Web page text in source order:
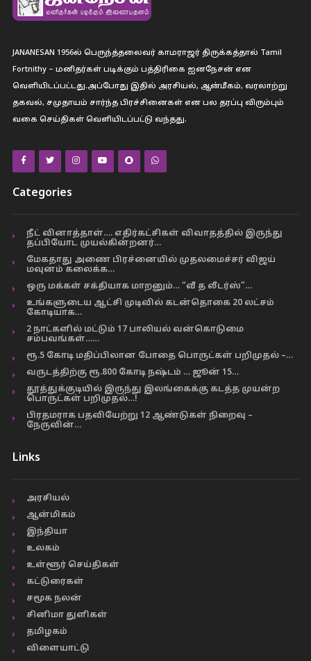
JANANESAN 1956ல் பெருந்த்தலைவர் காமராஜர் திருக்கத்தால் Tamil
Fortnithy – மனிதர்கள் படிக்கும் பத்திரிகை ஐனநேசன் என
வெளியிடப்பட்டது.அப்போது இதில் அரசியல், ஆன்மீகம், வரலாற்று
தகவல், சமுதாயம் சார்ந்த பிரச்சினைகள் என பல தரப்பு விரும்பும்
வகை செய்திகள் வெளியிடப்பட்டு வந்தது.
Categories
நீட் வினாத்தாள்…. எதிர்கட்சிகள் விவாதத்தில் இருந்து
தப்பியோட முயல்கின்றனர்…
மேகதாது அணை பிரச்னையில் முதலமைச்சர் விஜய்
மவுனம் கலைக்க…
ஒரு மக்கள் சக்தியாக மாறனும்… “வீ த லீடர்ஸ்”…
உங்களுடைய ஆட்சி முடிவில் கடன்தொகை 20 லட்சம்
கோடியாக…
2 நாட்களில் மட்டும் 17 பாலியல் வன்கொடுமை
சம்பவங்கள்……
ரூ.5 கோடி மதிப்பிலான போதை பொருட்கள் பறிமுதல் –…
வருடத்திற்கு ரூ.800 கோடி நஷ்டம் … ஜூன் 15…
தூத்துக்குடியில் இருந்து இலங்கைக்கு கடத்த முயன்ற
பொருட்கள் பறிமுதல்…!
பிரதமராக பதவியேற்று 12 ஆண்டுகள் நிறைவு –
நேருவின்…
Links
அரசியல்
ஆன்மிகம்
இந்தியா
உலகம்
உள்ளூர் செய்திகள்
கட்டுரைகள்
சமூக நலன்
சினிமா துளிகள்
தமிழகம்
விளையாட்டு